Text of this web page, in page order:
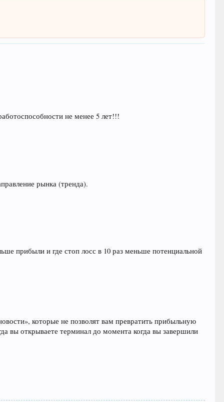
не менее 5 лет!!!
рынка (тренда).
прибыли и где стоп лосс в 10 раз меньше потенциальной
которые не позволят вам превратить прибыльную
вы открываете терминал до момента когда вы завершили